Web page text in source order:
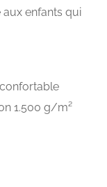
enfants qui
1.500 g/m²